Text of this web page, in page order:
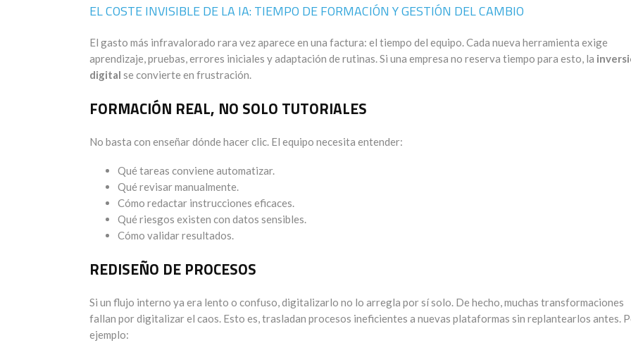
EL COSTE INVISIBLE DE LA IA: TIEMPO DE FORMACIÓN Y GESTIÓN DEL CAMBIO
El gasto más infravalorado rara vez aparece en una factura: el tiempo del equipo. Cada nueva herramienta exige
aprendizaje, pruebas, errores iniciales y adaptación de rutinas. Si una empresa no reserva tiempo para esto, la
digital se convierte en frustración.
FORMACIÓN REAL, NO SOLO TUTORIALES
No basta con enseñar dónde hacer clic. El equipo necesita entender:
Qué tareas conviene automatizar.
Qué revisar manualmente.
Cómo redactar instrucciones eficaces.
Qué riesgos existen con datos sensibles.
Cómo validar resultados.
REDISEÑO DE PROCESOS
Si un flujo interno ya era lento o confuso, digitalizarlo no lo arregla por sí solo. De hecho, muchas transformaciones
fallan por digitalizar el caos. Esto es, trasladan procesos ineficientes a nuevas plataformas sin replantearlos antes.
ejemplo: